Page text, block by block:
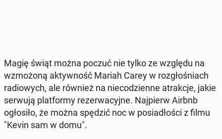
Magię świąt można poczuć nie tylko ze względu na
wzmo­żo­ną ak­tyw­ność Mariah Carey w roz­gło­śniach
ra­dio­wych, ale również na nie­co­dzien­ne atrak­cje, jakie
serwują plat­for­my re­zer­wa­cyj­ne. Naj­pierw Airbnb
ogło­si­ło, że można spędzić noc w po­sia­dło­ści z filmu
"Kevin sam w domu".